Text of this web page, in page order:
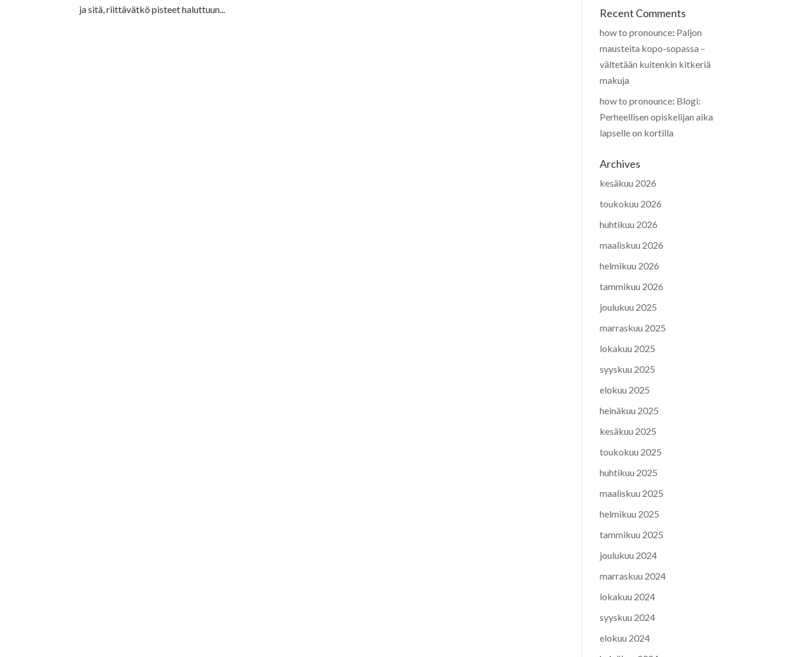
ja sitä, riittävätkö pisteet haluttuun...
Recent Comments
how to pronounce: Paljon
mausteita kopo-sopassa –
vältetään kuitenkin kitkeriä
makuja
how to pronounce: Blogi:
Perheellisen opiskelijan aika
lapselle on kortilla
Archives
kesäkuu 2026
toukokuu 2026
huhtikuu 2026
maaliskuu 2026
helmikuu 2026
tammikuu 2026
joulukuu 2025
marraskuu 2025
lokakuu 2025
syyskuu 2025
elokuu 2025
heinäkuu 2025
kesäkuu 2025
toukokuu 2025
huhtikuu 2025
maaliskuu 2025
helmikuu 2025
tammikuu 2025
joulukuu 2024
marraskuu 2024
lokakuu 2024
syyskuu 2024
elokuu 2024